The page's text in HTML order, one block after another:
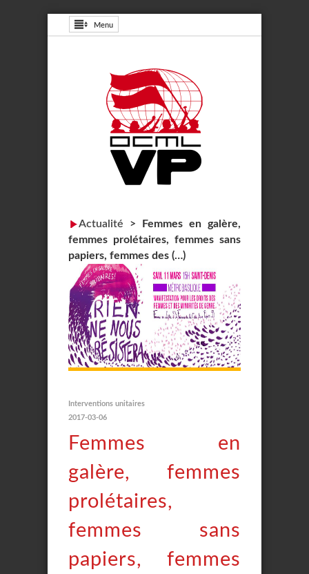
Menu
Actualité >
Femmes en galère,
femmes prolétaires, femmes sans
papiers, femmes des (…)
Interventions unitaires
2017-03-06
Femmes en
galère, femmes
prolétaires,
femmes sans
papiers, femmes